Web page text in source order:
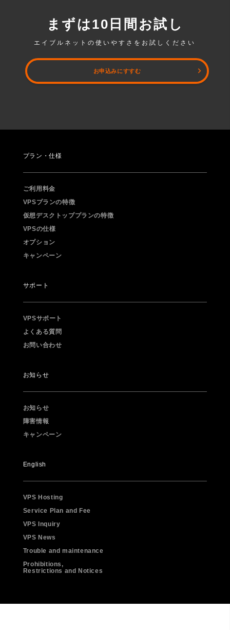
まずは10日間お試し
エイブルネットの使いやすさをお試しください
お申込みにすすむ
プラン・仕様
ご利用料金
VPSプランの特徴
仮想デスクトッププランの特徴
VPSの仕様
オプション
キャンペーン
サポート
VPSサポート
よくある質問
お問い合わせ
お知らせ
お知らせ
障害情報
キャンペーン
English
VPS Hosting
Service Plan and Fee
VPS Inquiry
VPS News
Trouble and maintenance
Prohibitions,
Restrictions and Notices